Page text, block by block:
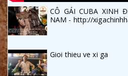
CÔ GÁI CUBA XINH
NAM - http://
Gioi thieu ve xi ga